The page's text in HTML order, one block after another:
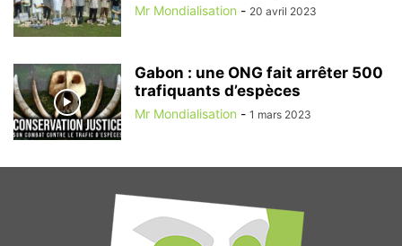
Mr Mondialisation - 20 avril 2023
Gabon : une ONG fait arrêter 500
trafiquants d’espèces
Mr Mondialisation - 1 mars 2023